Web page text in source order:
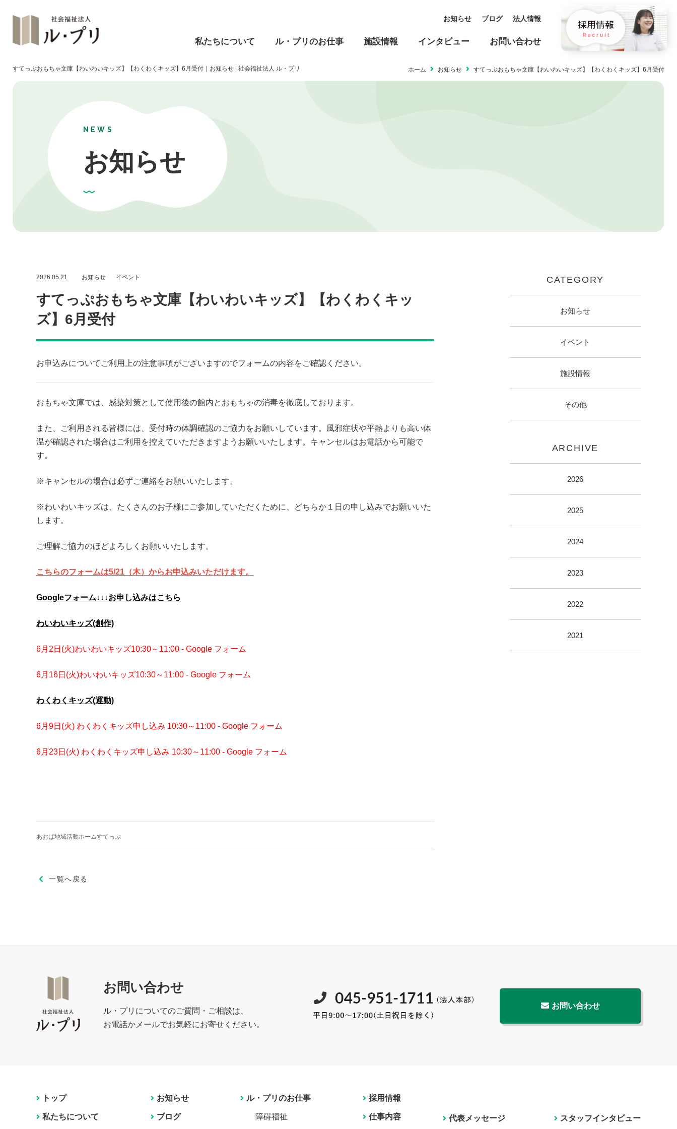
お知らせ ブログ 法人情報
私たちについて ル・プリのお仕事 施設情報 インタビュー お問い合わせ
すてっぷおもちゃ文庫【わいわいキッズ】【わくわくキッズ】6月受付｜お知らせ | 社会福祉法人 ル・プリ
NEWS
お知らせ
ホーム お知らせ すてっぷおもちゃ文庫【わいわいキッズ】【わくわくキッズ】6月受付
2026.05.21 お知らせ イベント
すてっぷおもちゃ文庫【わいわいキッズ】【わくわくキッ
ズ】6月受付
お申込みについてご利用上の注意事項がございますのでフォームの内容をご確認ください。
おもちゃ文庫では、感染対策として使用後の館内とおもちゃの消毒を徹底しております。
また、ご利用される皆様には、受付時の体調確認のご協力をお願いしています。風邪症状や平熱よりも高い体
温が確認された場合はご利用を控えていただきますようお願いいたします。キャンセルはお電話から可能で
す。
※キャンセルの場合は必ずご連絡をお願いいたします。
※わいわいキッズは、たくさんのお子様にご参加していただくために、どちらか１日の申し込みでお願いいた
します。
ご理解ご協力のほどよろしくお願いいたします。
こちらのフォームは5/21 （木）からお申込みいただけます。
Googleフォーム↓↓↓お申し込みはこちら
わいわいキッズ(創作)
6月2日(火)わいわいキッズ10:30～11:00 - Google フォーム
6月16日(火)わいわいキッズ10:30～11:00 - Google フォーム
わくわくキッズ(運動)
6月9日(火) わくわくキッズ申し込み 10:30～11:00 - Google フォーム
6月23日(火) わくわくキッズ申し込み 10:30～11:00 - Google フォーム
あおば地域活動ホームすてっぷ
一覧へ戻る
CATEGORY
お知らせ
イベント
施設情報
その他
ARCHIVE
2026
2025
2024
2023
2022
2021
お問い合わせ
ル・プリについてのご質問・ご相談は、
お電話かメールでお気軽にお寄せください。
お問い合わせ
トップ
私たちについて
お知らせ
ブログ
ル・プリのお仕事
障碍福祉
採用情報
仕事内容 代表メッセージ スタッフインタビュー